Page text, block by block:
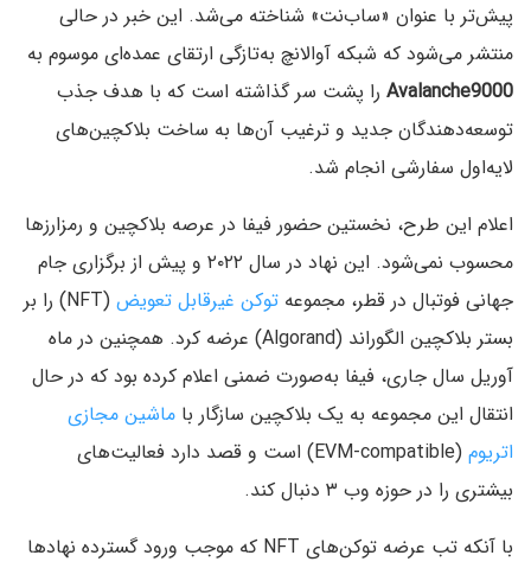
پیش‌تر با عنوان «ساب‌نت» شناخته می‌شد. این خبر در حالی
منتشر می‌شود که شبکه آوالانچ به‌تازگی ارتقای عمده‌ای موسوم به
Avalanche9000 را پشت سر گذاشته است که با هدف جذب
توسعه‌دهندگان جدید و ترغیب آن‌ها به ساخت بلاکچین‌های
لایه‌اول سفارشی انجام شد.
اعلام این طرح، نخستین حضور فیفا در عرصه بلاکچین و رمزارزها
محسوب نمی‌شود. این نهاد در سال ۲۰۲۲ و پیش از برگزاری جام
جهانی فوتبال در قطر، مجموعه توکن غیرقابل تعویض
(NFT) را بر
بستر بلاکچین الگوراند (Algorand) عرضه کرد. همچنین در ماه
آوریل سال جاری، فیفا به‌صورت ضمنی اعلام کرده بود که در حال
انتقال این مجموعه به یک بلاکچین سازگار با ماشین مجازی
اتریوم
(EVM-compatible) است و قصد دارد فعالیت‌های
بیشتری را در حوزه وب ۳ دنبال کند.
با آنکه تب عرضه توکن‌های NFT که موجب ورود گسترده نهادها